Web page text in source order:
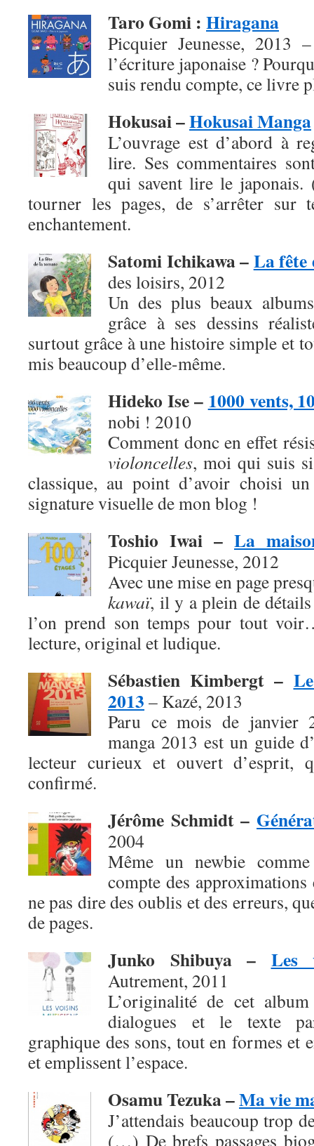
Taro Gomi : Hiragana
Picquier Jeunesse, 2013
l’écriture japonaise ?
suis rendu compte, ce livre
Hokusai –Hokusai Manga
L’ouvrage est d’abord à
lire. Ses commentaires
qui savent lire le
tourner les pages, de s’arrêter sur
enchantement.
Satomi Ichikawa –La fête
des loisirs, 2012
Un des plus beaux
grâce à ses dessins
surtout grâce à une histoire simple et
mis beaucoup d’elle-même.
Hideko Ise – 1000 vents,
nobi ! 2010
Comment donc en effet
violoncelles, moi qui suis
classique, au point d’avoir choisi
signature visuelle de mon blog !
Toshio Iwai – La
Picquier Jeunesse, 2012
Avec une mise en page
kawaï, il y a plein de
l’on prend son temps pour tout
lecture, original et ludique.
Sébastien Kimbergt –
2013 – Kazé, 2013
Paru ce mois de janvier
manga 2013 est un guide
lecteur curieux et ouvert d’esprit,
confirmé.
Jérôme Schmidt –
2004
Même un newbie
compte des
ne pas dire des oublis et des erreurs,
de pages.
Junko Shibuya– Les
Autrement, 2011
L’originalité de cet
dialogues et le texte
graphique des sons, tout en formes et
et emplissent l’espace.
Osamu Tezuka –Ma vie
J’attendais beaucoup trop
(…) De brefs passages